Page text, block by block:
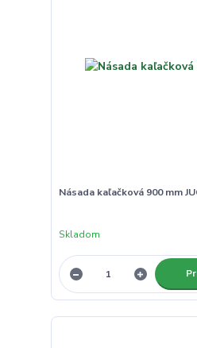
Násada kaľačková 900 mm
Skladom